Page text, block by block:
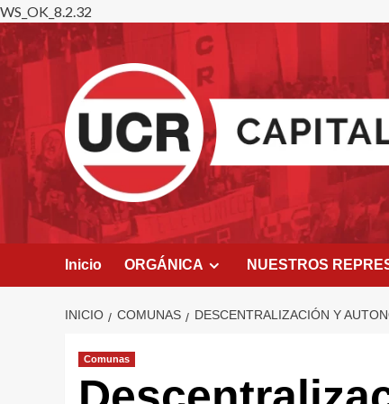
WS_OK_8.2.32
Saltar
al
contenido
Inicio ORGÁNICA NUESTROS
INICIO COMUNAS DESCENTRALIZACIÓN Y
Comunas